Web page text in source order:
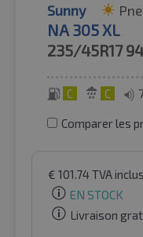
Sunny
NA 305 XL
235/45R17
C C
Comparer les
€ 101.74TVA
EN STOCK
Livraison